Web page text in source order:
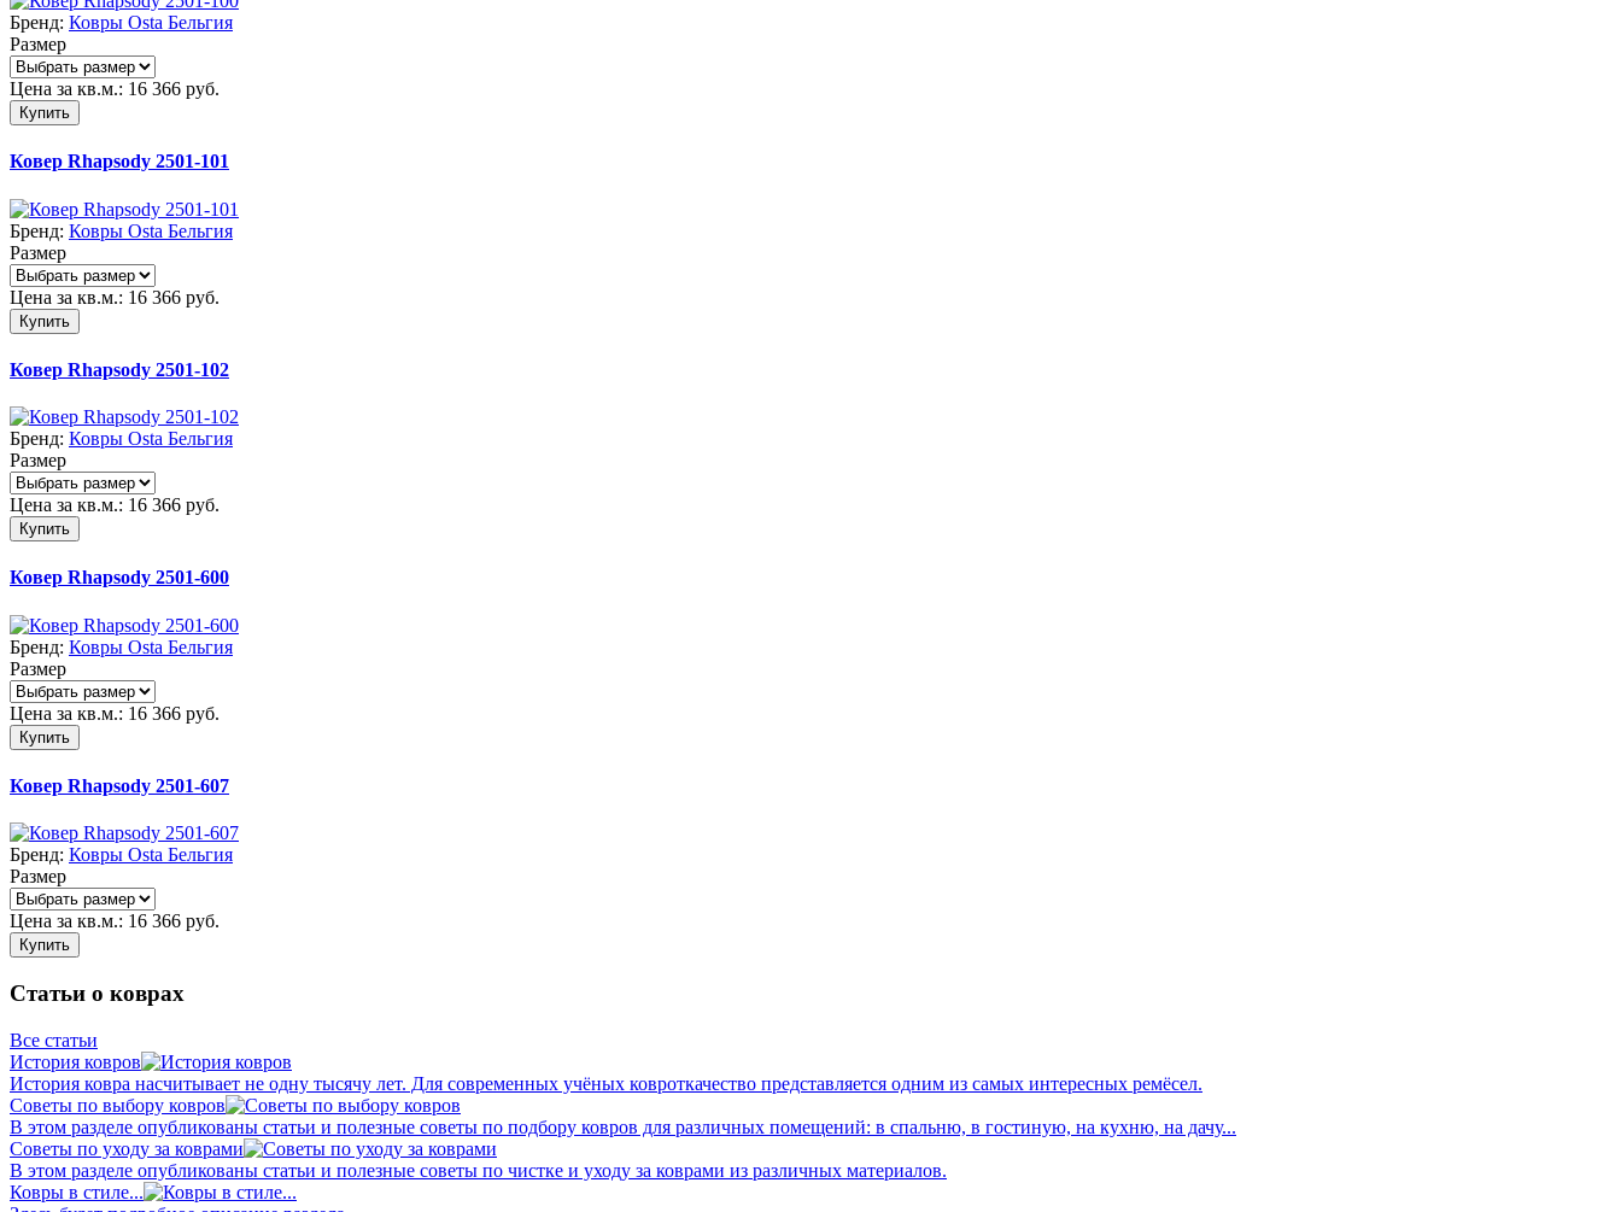
Бренд: Ковры Osta Бельгия
Размер
Цена за кв.м.: 16 366 руб.
Купить
Ковер Rhapsody 2501-101
Бренд: Ковры Osta Бельгия
Размер
Цена за кв.м.: 16 366 руб.
Купить
Ковер Rhapsody 2501-102
Бренд: Ковры Osta Бельгия
Размер
Цена за кв.м.: 16 366 руб.
Купить
Ковер Rhapsody 2501-600
Бренд: Ковры Osta Бельгия
Размер
Цена за кв.м.: 16 366 руб.
Купить
Ковер Rhapsody 2501-607
Бренд: Ковры Osta Бельгия
Размер
Цена за кв.м.: 16 366 руб.
Купить
Статьи о коврах
Все статьи
История ковров
История ковра насчитывает не одну тысячу лет. Для современных учёных ковроткачество представляется одним из самых интересных ремёсел.
Советы по выбору ковров
В этом разделе опубликованы статьи и полезные советы по подбору ковров для различных помещений: в спальню, в гостиную, на кухню, на дачу...
Советы по уходу за коврами
В этом разделе опубликованы статьи и полезные советы по чистке и уходу за коврами из различных материалов.
Ковры в стиле...